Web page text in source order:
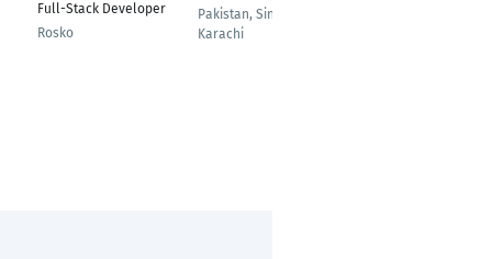
Full-Stack Developer
Rosko
Pakistan, Sindh,
Karachi